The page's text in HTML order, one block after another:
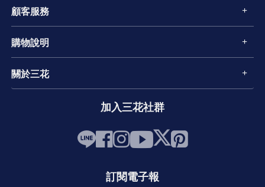
顧客服務
購物說明
關於三花
加入三花社群
訂閱電子報